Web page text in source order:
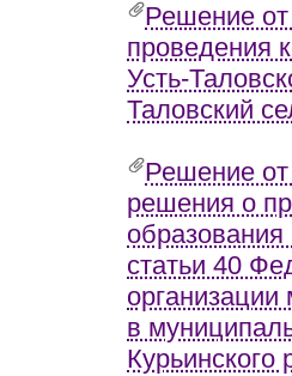
Решение
проведения
Усть-
Таловский
Решение
решения о
статьи 40
в
Курьинского